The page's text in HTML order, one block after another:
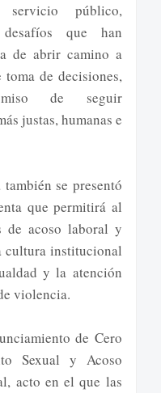
público,
que han
de abrir camino a
toma de decisiones,
de seguir
justas, humanas e
se presentó
que permitirá al
de acoso laboral y
cultura institucional
y la atención
violencia.
de Cero
Sexual y Acoso
acto en el que las